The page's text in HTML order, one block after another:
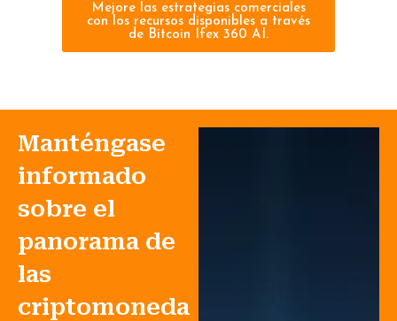
Mejore las estrategias comerciales
con los recursos disponibles a través
de Bitcoin Ifex 360 AI.
Manténgase
informado
sobre el
panorama de
las
criptomoneda